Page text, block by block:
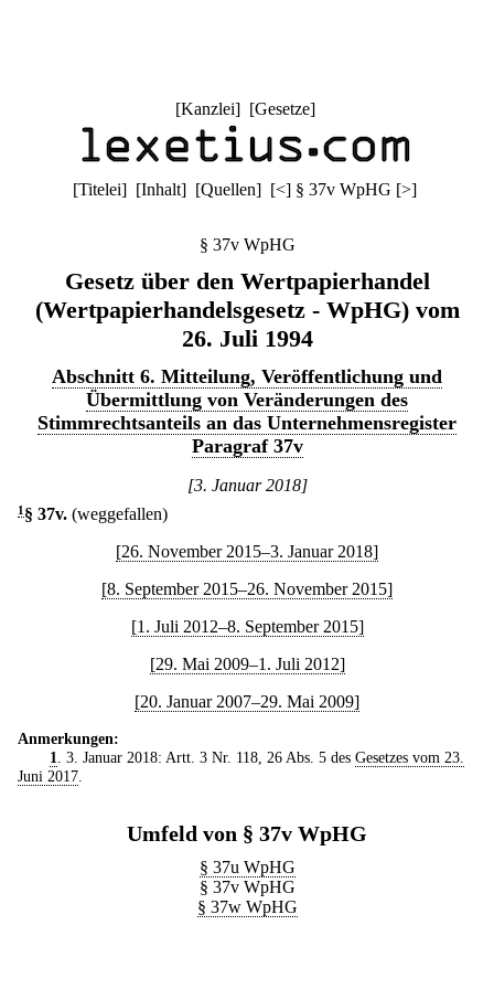
[Kanzlei] [Gesetze]
[Titelei] [Inhalt] [Quellen] [<] § 37v WpHG [>]
§ 37v WpHG
Gesetz über den Wertpapierhandel
(Wertpapierhandelsgesetz - WpHG) vom
26. Juli 1994
Abschnitt 6. Mitteilung, Veröffentlichung und
Übermittlung von Veränderungen des
Stimmrechtsanteils an das Unternehmensregister
Paragraf 37v
[3. Januar 2018]
1 § 37v. (weggefallen)
[26. November 2015–3. Januar 2018]
[8. September 2015–26. November 2015]
[1. Juli 2012–8. September 2015]
[29. Mai 2009–1. Juli 2012]
[20. Januar 2007–29. Mai 2009]
Anmerkungen:
1
. 3. Januar 2018: Artt. 3 Nr. 118, 26 Abs. 5 des Gesetzes vom 23.
Juni 2017
Umfeld von § 37v WpHG
§ 37u WpHG
§ 37v WpHG
§ 37w WpHG